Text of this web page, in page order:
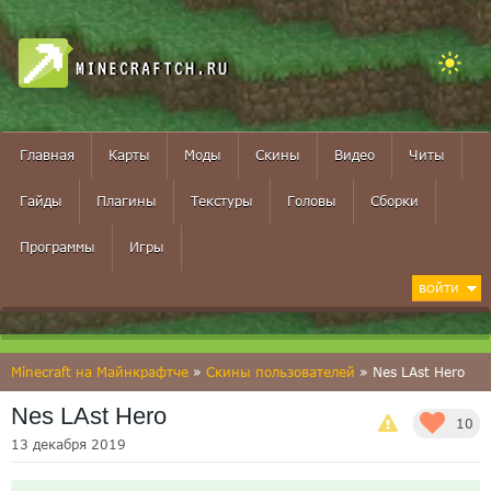
MINECRAFTCH.RU
Главная Карты Моды Скины Видео Читы
Гайды Плагины Текстуры Головы Сборки
Программы Игры
ВОЙТИ
Minecraft на Майнкрафтче » Скины пользователей » Nes LAst Hero
10
Nes LAst Hero
13 декабря 2019